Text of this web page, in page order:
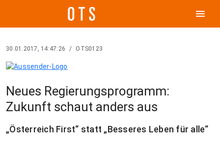
menu
30.01.2017, 14:47:26 / OTS0123
Neues Regierungsprogramm:
Zukunft schaut anders aus
„Österreich First“ statt „Besseres Leben für alle“